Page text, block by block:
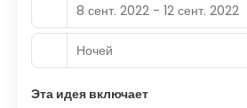
8 сент. 2022 - 12 сент. 2022
Ночей
Эта идея включает